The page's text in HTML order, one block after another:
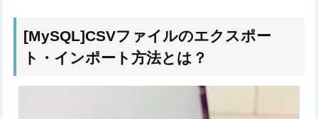
[MySQL]CSVファイルのエクスポー
ト・インポート方法とは？